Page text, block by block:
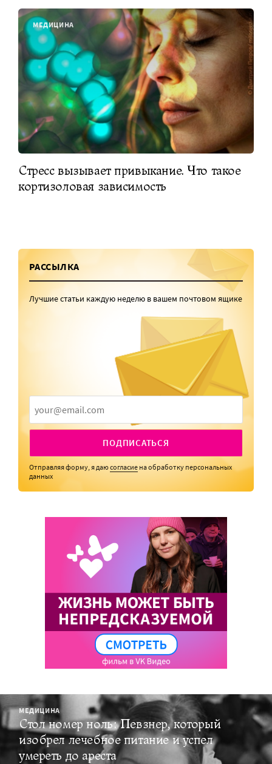
МЕДИЦИНА
Стресс вызывает привыкание. Что такое
кортизоловая зависимость
РАССЫЛКА
Лучшие статьи каждую неделю в вашем почтовом ящике
ПОДПИСАТЬСЯ
Отправляя форму, я даюсогласие на обработку персональных
данных
МЕДИЦИНА
Стол номер ноль: Певзнер, который
изобрел лечебное питание и успел
умереть до ареста